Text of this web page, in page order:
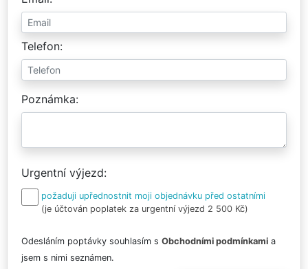
Telefon
Poznámka
Urgentní výjezd
požaduji upřednostnit moji objednávku před ostatními
(je účtován poplatek za urgentní výjezd 2 500 Kč)
Odesláním poptávky souhlasím s Obchodními podmínkami a
jsem s nimi seznámen.